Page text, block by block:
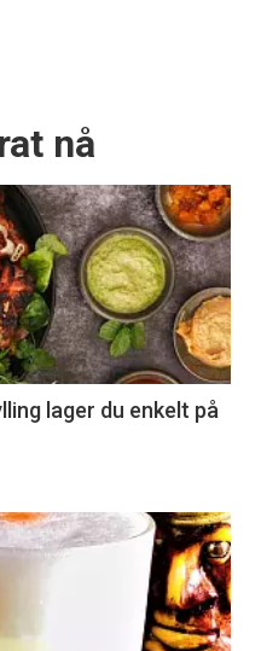
nå
lager du enkelt på